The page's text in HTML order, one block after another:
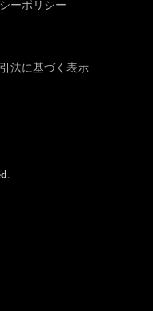
ーポリシー
法に基づく表示